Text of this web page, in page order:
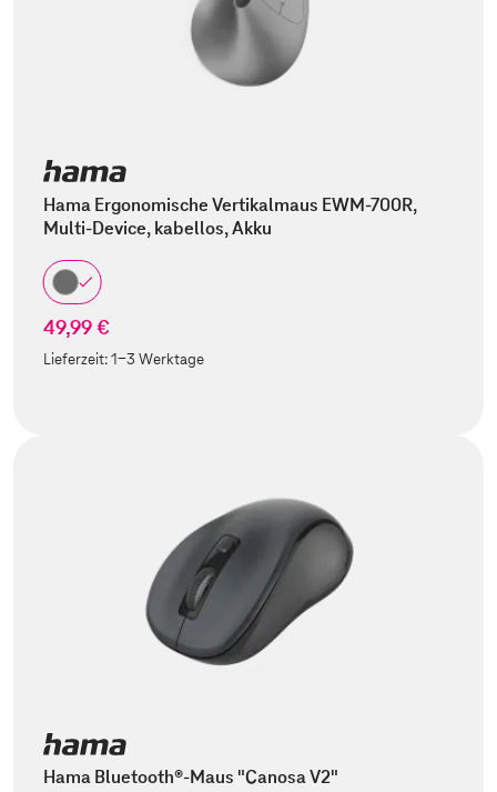
Hama Ergonomische Vertikalmaus EWM-700R,
Multi-Device, kabellos, Akku
49,99 €
Lieferzeit:1-3 Werktage
Hama Bluetooth®-Maus "Canosa V2"